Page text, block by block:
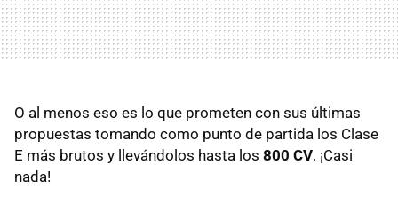
O al menos eso es lo que prometen con sus últimas
propuestas tomando como punto de partida los Clase
E más brutos y llevándolos hasta los 800 CV. ¡Casi
nada!